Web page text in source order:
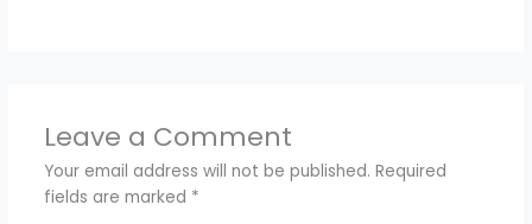
Leave a Comment
Your email address will not be published. Required
fields are marked *